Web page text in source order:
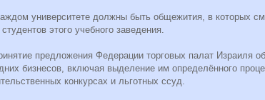
университете должны быть общежития, в которых
студентов этого учебного заведения.
предложения Федерации торговых палат Израиля
бизнесов, включая выделение им определённого
конкурсах и льготных ссуд.